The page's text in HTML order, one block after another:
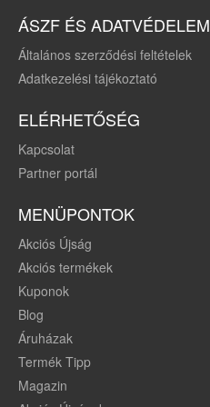
ÁSZF ÉS ADATVÉDELEM
Általános szerződési feltételek
Adatkezelési tájékoztató
ELÉRHETŐSÉG
Kapcsolat
Partner portál
MENÜPONTOK
Akciós Újság
Akciós termékek
Kuponok
Blog
Áruházak
Termék Tipp
Magazin